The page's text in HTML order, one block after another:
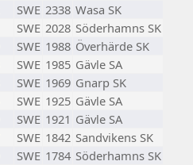
SWE 2338 Wasa SK
SWE 2028 Söderhamns SK
SWE 1988 Överhärde SK
SWE 1985 Gävle SA
SWE 1969 Gnarp SK
SWE 1925 Gävle SA
SWE 1921 Gävle SA
SWE 1842 Sandvikens SK
SWE 1784 Söderhamns SK